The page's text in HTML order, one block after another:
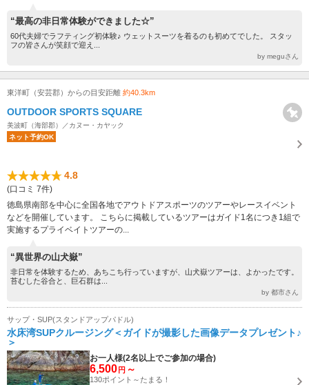
“最高の非日常体験ができました☆”
60代夫婦でラフティング初体験♪ ウェットスーツを着るのも初めてでした。 スタッ
フの皆さんが笑顔で迎え...
by meguさん
東洋町（安芸郡）からの目安距離 約40.3km
OUTDOOR SPORTS SQUARE
美波町（海部郡）／カヌー・カヤック
ネット予約OK
4.8
(口コミ 7件)
徳島県南部を中心に全国各地でアウトドアスポーツのツアーやレースイベント
などを開催しています。 こちらに掲載しているツアーはガイド1名につき1組で
実施するプライベイトツアーの...
“異世界の山犬嶽”
非日常を体験するため、あちこち行っていますが、山犬嶽ツアーは、よかったです。
苔むした谷合と、巨石群は...
by 都市さん
サップ・SUP(スタンドアップパドル)
水床湾SUPクルージング＜ガイドが撮影した画像データプレゼント♪
＞
お一人様(2名以上でご参加の場合)
6,500 円 ～
130ポイント～たまる！